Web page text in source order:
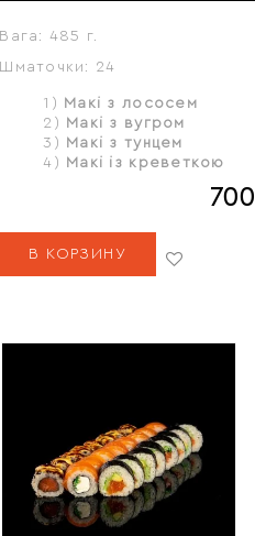
Вага: 485 г.
Шматочки:
24
1)
Макі з лососем
2)
Макі з вугром
3)
Макі з тунцем
4)
Макі із креветкою
700
В КОРЗИНУ